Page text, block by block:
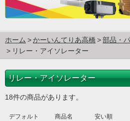
ホーム かーいんてりあ高橋 部品・
リレー・アイソレーター
リレー・アイソレーター
18件の商品があります。
デフォルト 商品名 安い順